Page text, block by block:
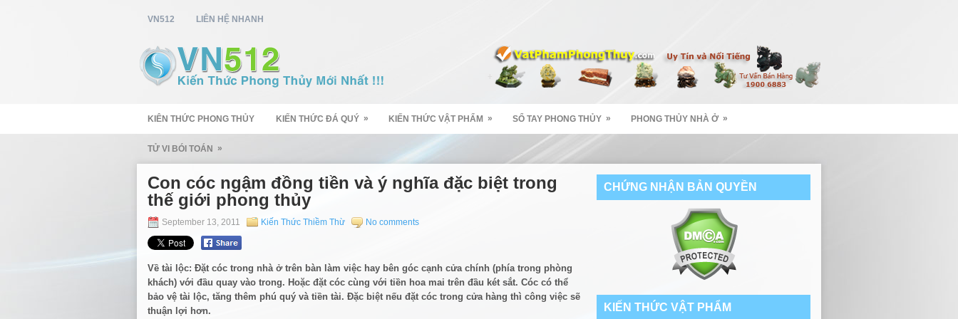
VN512 LIÊN HỆ NHANH
KIÊN THỨC PHONG THỦY KIẾN THỨC ĐÁ QUÝ » KIẾN THỨC VẬT PHẨM » SỔ TAY PHONG THỦY » PHONG THỦY NHÀ Ở »
TỬ VI BÓI TOÁN »
Con cóc ngậm đồng tiền và ý nghĩa đặc biệt trong
thế giới phong thủy
September 13, 2011 Kiến Thức Thiềm Thừ No comments
Về tài lộc: Đặt cóc trong nhà ở trên bàn làm việc hay bên góc cạnh cửa chính (phía trong phòng
khách) với đầu quay vào trong. Hoặc đặt cóc cùng với tiền hoa mai trên đầu két sắt. Cóc có thể
bảo vệ tài lộc, tăng thêm phú quý và tiền tài. Đặc biệt nếu đặt cóc trong cửa hàng thì công việc sẽ
thuận lợi hơn.
CHỨNG NHẬN BẢN QUYỀN
KIẾN THỨC VẬT PHẨM